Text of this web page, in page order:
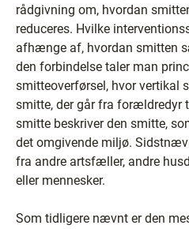
rådgivning om, hvordan
reduceres. Hvilke
afhænge af, hvordan smitten
den forbindelse taler man
smitteoverførsel, hvor vertikal
smitte, der går fra forældredyr
smitte beskriver den smitte,
det omgivende miljø.
fra andre artsfæller, andre
eller mennesker.
Som tidligere nævnt er den